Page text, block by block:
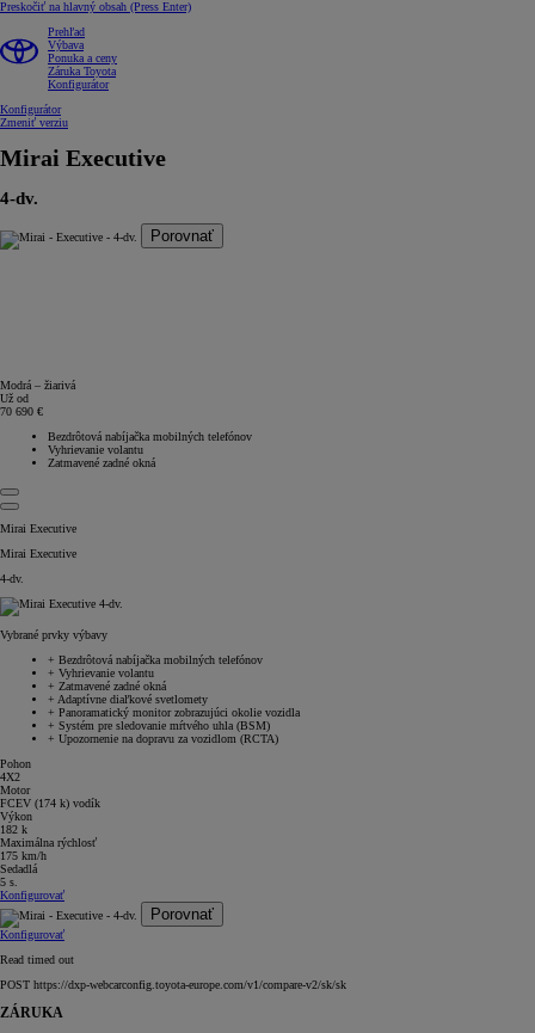
Preskočiť na hlavný obsah (Press Enter)
Prehľad
Výbava
Ponuka a ceny
Záruka Toyota
Konfigurátor
Konfigurátor
Zmeniť verziu
Mirai Executive
4-dv.
Porovnať
Modrá – žiarivá
Už od
70 690 €
Bezdrôtová nabíjačka mobilných telefónov
Vyhrievanie volantu
Zatmavené zadné okná
Mirai Executive
Mirai Executive
4-dv.
Vybrané prvky výbavy
+ Bezdrôtová nabíjačka mobilných telefónov
+ Vyhrievanie volantu
+ Zatmavené zadné okná
+ Adaptívne diaľkové svetlomety
+ Panoramatický monitor zobrazujúci okolie vozidla
+ Systém pre sledovanie mŕtvého uhla (BSM)
+ Upozornenie na dopravu za vozidlom (RCTA)
Pohon
4X2
Motor
FCEV (174 k) vodík
Výkon
182 k
Maximálna rýchlosť
175 km/h
Sedadlá
5 s.
Konfigurovať
Porovnať
Konfigurovať
Read timed out
POST https://dxp-webcarconfig.toyota-europe.com/v1/compare-v2/sk/sk
ZÁRUKA